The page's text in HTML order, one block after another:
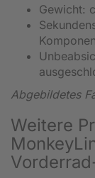
Gewicht:
Abgebildetes
Weitere